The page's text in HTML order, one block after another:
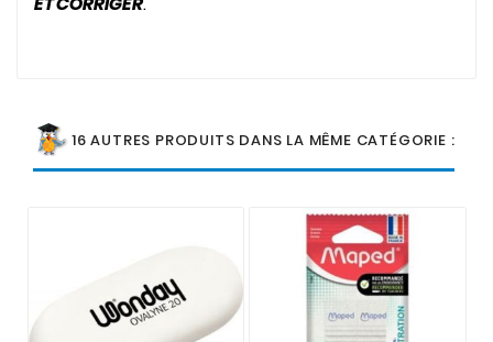
16 AUTRES PRODUITS DANS LA MÊME CATÉGORIE :